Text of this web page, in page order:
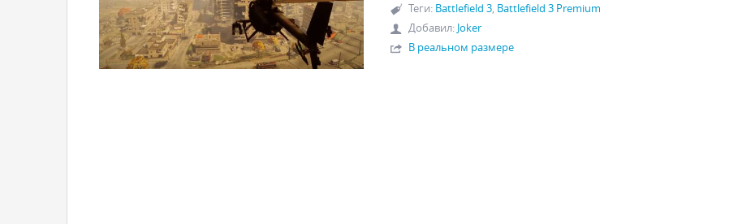
Теги: Battlefield 3, Battlefield 3 Premium
Добавил: Joker
В реальном размере